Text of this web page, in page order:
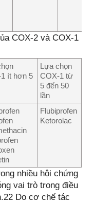
COX-2 và COX-1
ít hơn 5
Lựa chọn
COX-1 từ
5 đến 50
lần
Flubiprofen
Ketorolac
nhiều hội chứng
vai trò trong điều
Do cơ chế tác